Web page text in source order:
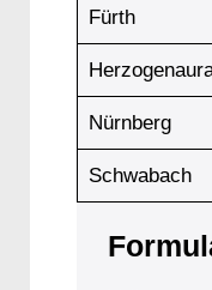
Fürth
Nürnberg
Schwabach